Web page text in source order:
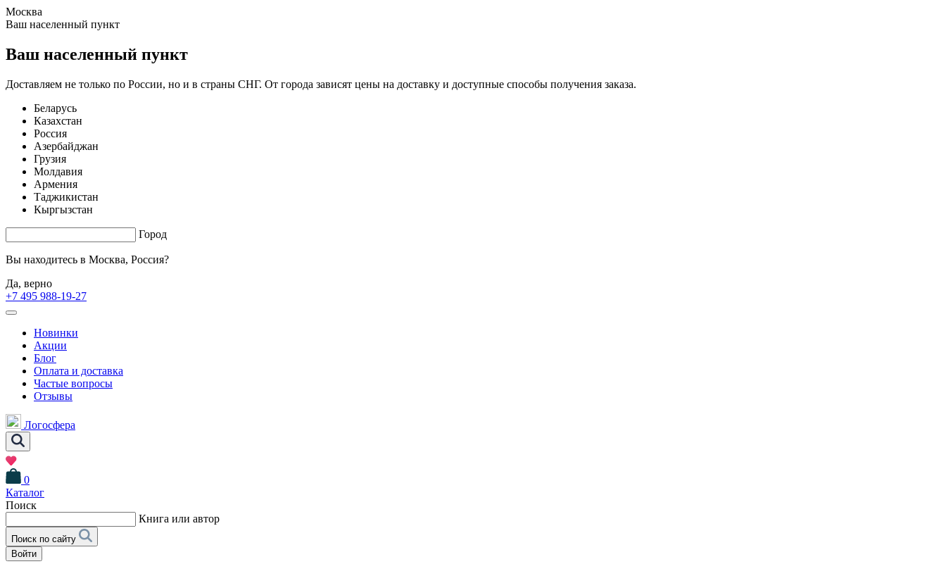
Москва
Ваш населенный пункт
Ваш населенный пункт
Доставляем не только по России, но и в страны СНГ. От города зависят цены на доставку и доступные способы получения заказа.
Беларусь
Казахстан
Россия
Азербайджан
Грузия
Молдавия
Армения
Таджикистан
Кыргызстан
Город
Вы находитесь в Москва, Россия?
Да, верно
+7 495 988-19-27
Новинки
Акции
Блог
Оплата и доставка
Частые вопросы
Отзывы
Логосфера
0
Каталог
Поиск
Книга или автор
Поиск по сайту
Войти